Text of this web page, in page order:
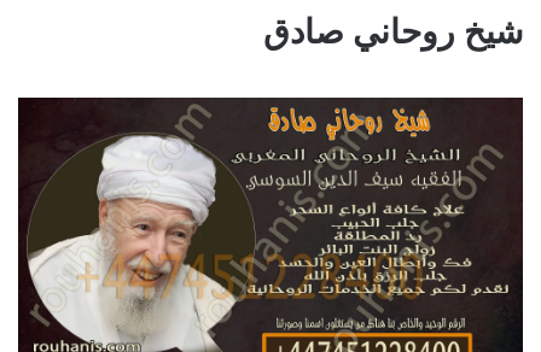
شيخ روحاني صادق